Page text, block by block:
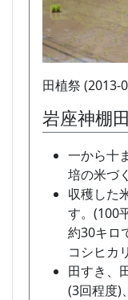
田植祭 (2013-
岩座神棚
一から十
培の米づ
収穫した
す。(100
約30キロ
コシヒカ
田すき、
(3回程度)